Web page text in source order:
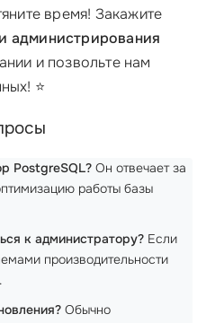
время! Закажите
администрирования
и позвольте нам
⭐
PostgreSQL? Он отвечает за
работы базы
к администратору? Если
производительности
.
Обычно